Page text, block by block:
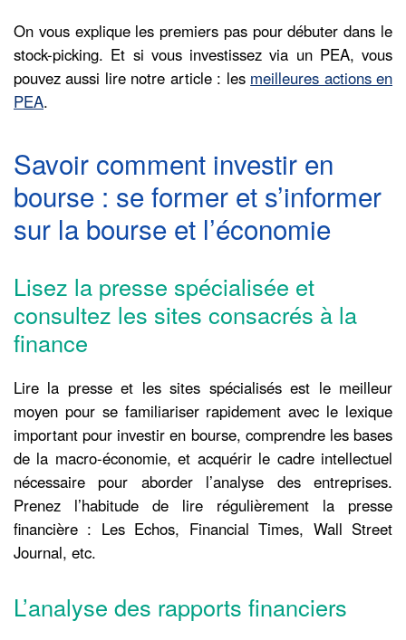
On vous explique les premiers pas pour débuter dans le
stock-picking. Et si vous investissez via un PEA, vous
pouvez aussi lire notre article : les meilleures actions en
PEA.
Savoir comment investir en
bourse : se former et s’informer
sur la bourse et l’économie
Lisez la presse spécialisée et
consultez les sites consacrés à la
finance
Lire la presse et les sites spécialisés est le meilleur
moyen pour se familiariser rapidement avec le lexique
important pour investir en bourse, comprendre les bases
de la macro-économie, et acquérir le cadre intellectuel
nécessaire pour aborder l’analyse des entreprises.
Prenez l’habitude de lire régulièrement la presse
financière : Les Echos, Financial Times, Wall Street
Journal, etc.
L’analyse des rapports financiers